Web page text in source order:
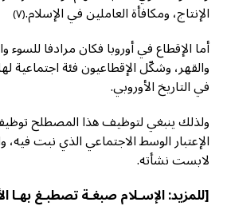
الإنتاج، ومكافأة العاملين في الإسلام.(٧)
أما الإقطاع في أوروبا فكان مرادفا للسوء
والقهر، وشكّل الإقطاعيون فئة اجتماعية
في التاريخ الأوروبي.
ولذلك ينبغي لتوظيف هذا المصطلح
الإعتبار الوسط الاجتماعي الذي نبت فيه،
لابست نشأته.
[للمزيد:الإسـلام صبغـة تصطبـغ بهـا